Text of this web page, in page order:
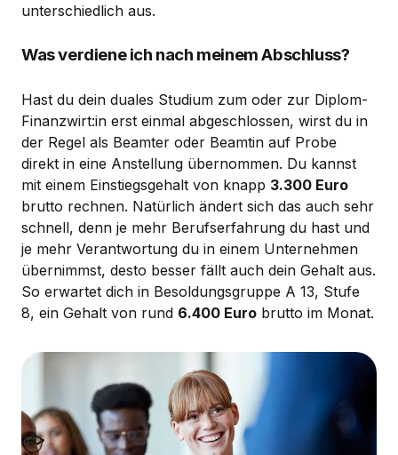
unterschiedlich aus.
Was verdiene ich nach meinem Abschluss?
Hast du dein duales Studium zum oder zur Diplom-
Finanzwirt:in erst einmal abgeschlossen, wirst du in
der Regel als Beamter oder Beamtin auf Probe
direkt in eine Anstellung übernommen. Du kannst
mit einem Einstiegsgehalt von knapp 3.300 Euro
brutto rechnen. Natürlich ändert sich das auch sehr
schnell, denn je mehr Berufserfahrung du hast und
je mehr Verantwortung du in einem Unternehmen
übernimmst, desto besser fällt auch dein Gehalt aus.
So erwartet dich in Besoldungsgruppe A 13, Stufe
8, ein Gehalt von rund 6.400 Euro brutto im Monat.